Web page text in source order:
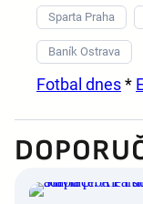
Sparta Praha
Baník Ostrava
Fotbal dnes*